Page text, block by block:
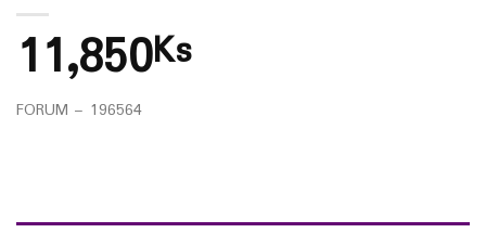
11,850Ks
FORUM – 196564